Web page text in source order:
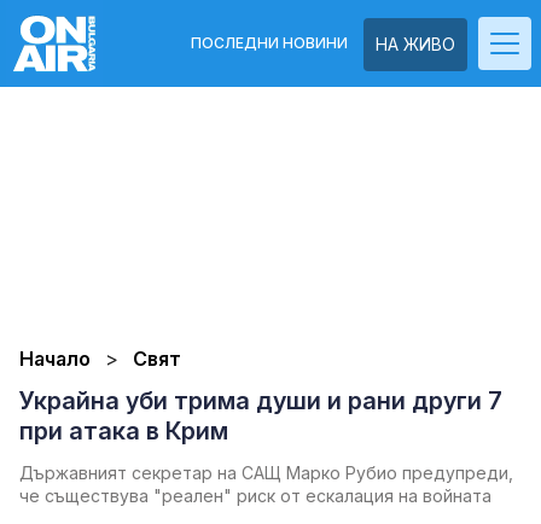
НА ЖИВО
ПОСЛЕДНИ НОВИНИ
Начало Свят
Украйна уби трима души и рани други 7
при атака в Крим
Държавният секретар на САЩ Марко Рубио предупреди,
че съществува "реален" риск от ескалация на войната